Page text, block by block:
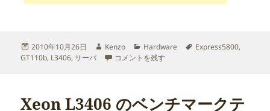
投
稿
2010年10月26日
作
成
Kenzo
カ
テ
Hardware
タ
Express5800,
GT110b, L3406,サーバ Express5800/GT110b KVR1333D3E9SK2/4G
コメントを残す
Xeon L3406 のベンチマークテ